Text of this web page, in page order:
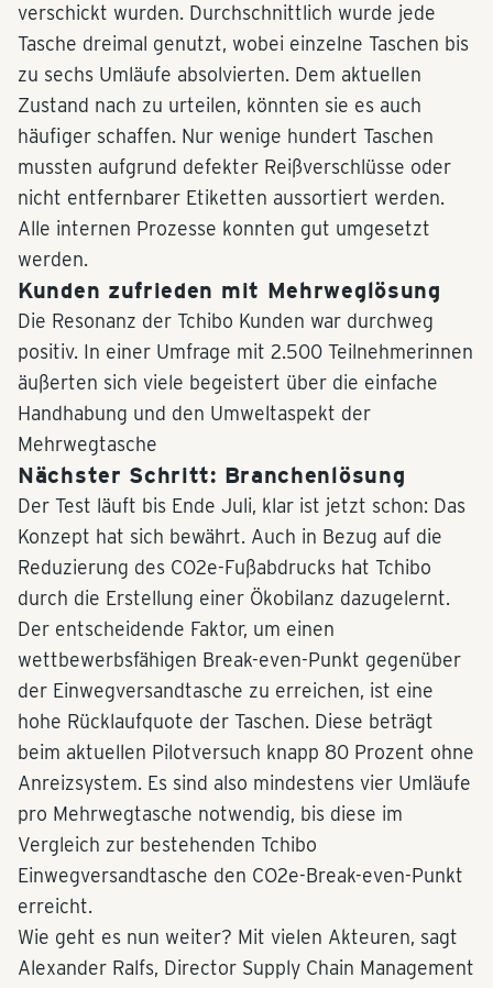
verschickt wurden. Durchschnittlich wurde jede
Tasche dreimal genutzt, wobei einzelne Taschen bis
zu sechs Umläufe absolvierten. Dem aktuellen
Zustand nach zu urteilen, könnten sie es auch
häufiger schaffen. Nur wenige hundert Taschen
mussten aufgrund defekter Reißverschlüsse oder
nicht entfernbarer Etiketten aussortiert werden.
Alle internen Prozesse konnten gut umgesetzt
werden.
Kunden zufrieden mit Mehrweglösung
Die Resonanz der Tchibo Kunden war durchweg
positiv. In einer Umfrage mit 2.500 Teilnehmerinnen
äußerten sich viele begeistert über die einfache
Handhabung und den Umweltaspekt der
Mehrwegtasche
Nächster Schritt: Branchenlösung
Der Test läuft bis Ende Juli, klar ist jetzt schon: Das
Konzept hat sich bewährt. Auch in Bezug auf die
Reduzierung des CO2e-Fußabdrucks hat Tchibo
durch die Erstellung einer Ökobilanz dazugelernt.
Der entscheidende Faktor, um einen
wettbewerbsfähigen Break-even-Punkt gegenüber
der Einwegversandtasche zu erreichen, ist eine
hohe Rücklaufquote der Taschen. Diese beträgt
beim aktuellen Pilotversuch knapp 80 Prozent ohne
Anreizsystem. Es sind also mindestens vier Umläufe
pro Mehrwegtasche notwendig, bis diese im
Vergleich zur bestehenden Tchibo
Einwegversandtasche den CO2e-Break-even-Punkt
erreicht.
Wie geht es nun weiter? Mit vielen Akteuren, sagt
Alexander Ralfs, Director Supply Chain Management